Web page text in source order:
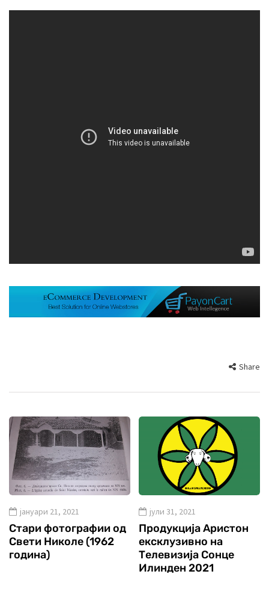
Share
јануари 21, 2021
Стари фотографии од
Свети Николе (1962
година)
јули 31, 2021
Продукција Аристон
ексклузивно на
Телевизија Сонце
Илинден 2021